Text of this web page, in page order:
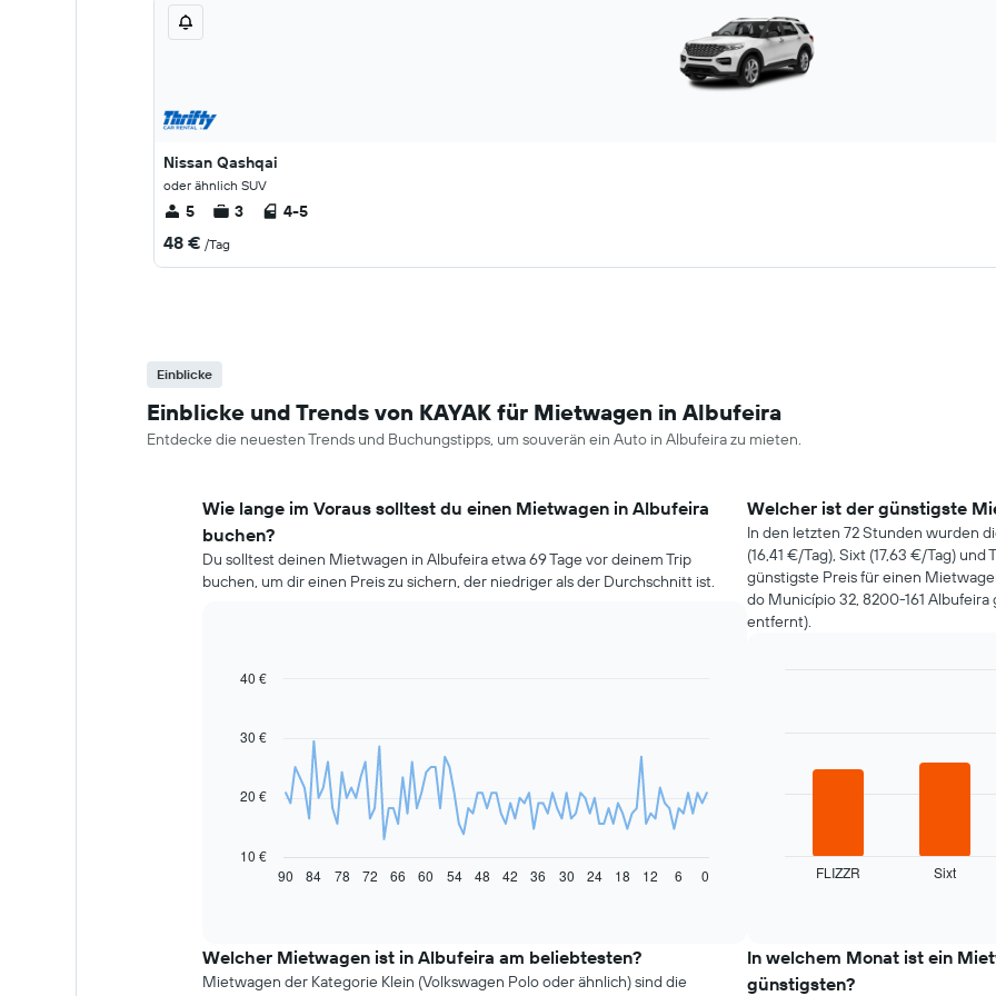
Nissan Qashqai
oder ähnlich SUV
5 3 4-5
48 € /Tag
Einblicke
Einblicke und Trends von KAYAK für Mietwagen in Albufeira
Entdecke die neuesten Trends und Buchungstipps, um souverän ein Auto in Albufeira zu mieten.
Wie lange im Voraus solltest du einen Mietwagen in Albufeira
buchen?
Du solltest deinen Mietwagen in Albufeira etwa 69 Tage vor deinem Trip
buchen, um dir einen Preis zu sichern, der niedriger als der Durchschnitt ist.
Line
91
data
Diagramm
Preis
eines
Chart
10 €
20 €
30 €
40 €
90 60 30 0
84 78 72 66 54 48 42 36 24 18 12 6
Welcher ist der günstigste
In den letzten 72 Stunden wurden
(16,41 €/Tag), Sixt (17,63 €/Tag)
günstigste Preis für einen
do Município 32, 8200-161
entfernt).
Diagramm
Mietwagenanbieter
der
FLIZZR Sixt
Welcher Mietwagen ist in Albufeira am beliebtesten?
Mietwagen der Kategorie Klein (Volkswagen Polo oder ähnlich) sind die
In welchem Monat ist ein
günstigsten?